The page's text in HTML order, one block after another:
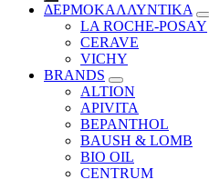
ΔΕΡΜΟΚΑΛΛΥΝΤΙΚΑ
LA ROCHE-POSAY
CERAVE
VICHY
BRANDS
ALTION
APIVITA
BEPANTHOL
BAUSH & LOMB
BIO OIL
CENTRUM